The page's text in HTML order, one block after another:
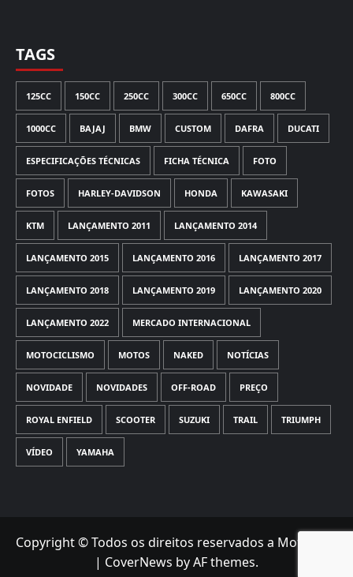
TAGS
125CC 150CC 250CC 300CC 650CC 800CC
1000CC BAJAJ BMW CUSTOM DAFRA DUCATI
ESPECIFICAÇÕES TÉCNICAS FICHA TÉCNICA FOTO
FOTOS HARLEY-DAVIDSON HONDA KAWASAKI
KTM LANÇAMENTO 2011 LANÇAMENTO 2014
LANÇAMENTO 2015 LANÇAMENTO 2016 LANÇAMENTO 2017
LANÇAMENTO 2018 LANÇAMENTO 2019 LANÇAMENTO 2020
LANÇAMENTO 2022 MERCADO INTERNACIONAL
MOTOCICLISMO MOTOS NAKED NOTÍCIAS
NOVIDADE NOVIDADES OFF-ROAD PREÇO
ROYAL ENFIELD SCOOTER SUZUKI TRAIL TRIUMPH
VÍDEO YAMAHA
Copyright © Todos os direitos reservados a Motorede
| CoverNews by AF themes.